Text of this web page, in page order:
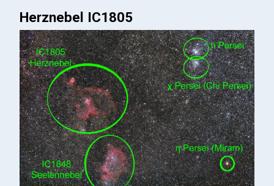
Herznebel IC1805